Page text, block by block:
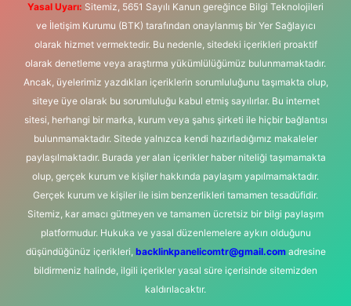
Yasal Uyarı: Sitemiz, 5651 Sayılı Kanun gereğince Bilgi Teknolojileri
ve İletişim Kurumu (BTK) tarafından onaylanmış bir Yer Sağlayıcı
olarak hizmet vermektedir. Bu nedenle, sitedeki içerikleri proaktif
olarak denetleme veya araştırma yükümlülüğümüz bulunmamaktadır.
Ancak, üyelerimiz yazdıkları içeriklerin sorumluluğunu taşımakta olup,
siteye üye olarak bu sorumluluğu kabul etmiş sayılırlar. Bu internet
sitesi, herhangi bir marka, kurum veya şahıs şirketi ile hiçbir bağlantısı
bulunmamaktadır. Sitede yalnızca kendi hazırladığımız makaleler
paylaşılmaktadır. Burada yer alan içerikler haber niteliği taşımamakta
olup, gerçek kurum ve kişiler hakkında paylaşım yapılmamaktadır.
Gerçek kurum ve kişiler ile isim benzerlikleri tamamen tesadüfidir.
Sitemiz, kar amacı gütmeyen ve tamamen ücretsiz bir bilgi paylaşım
platformudur. Hukuka ve yasal düzenlemelere aykırı olduğunu
düşündüğünüz içerikleri, backlinkpanelicomtr@gmail.comadresine
bildirmeniz halinde, ilgili içerikler yasal süre içerisinde sitemizden
kaldırılacaktır.